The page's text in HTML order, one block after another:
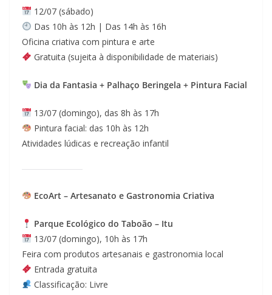
12/07 (sábado)
Das 10h às 12h | Das 14h às 16h
Oficina criativa com pintura e arte
Gratuita (sujeita à disponibilidade de materiais)
Dia da Fantasia + Palhaço Beringela + Pintura Facial
13/07 (domingo), das 8h às 17h
Pintura facial: das 10h às 12h
Atividades lúdicas e recreação infantil
EcoArt – Artesanato e Gastronomia Criativa
Parque Ecológico do Taboão – Itu
13/07 (domingo), 10h às 17h
Feira com produtos artesanais e gastronomia local
Entrada gratuita
Classificação: Livre